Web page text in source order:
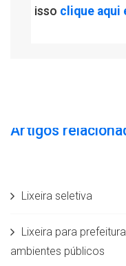
isso clique aqui
Artigos
Lixeira seletiva
Lixeira para
ambientes públicos